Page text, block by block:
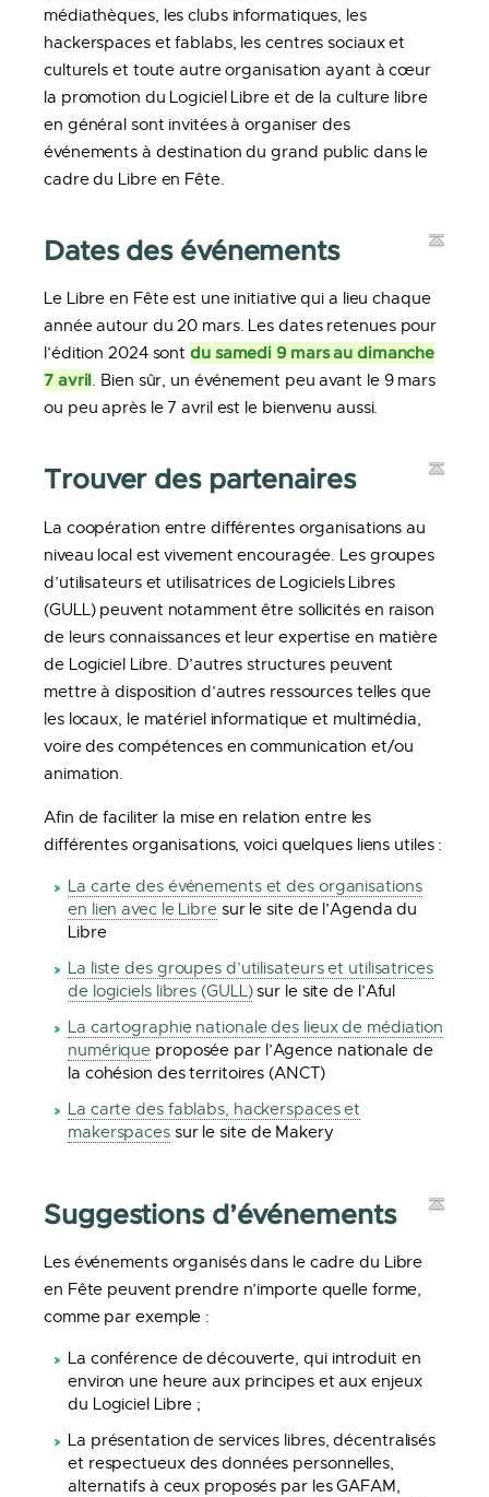
médiathèques, les clubs informatiques, les
hackerspaces et fablabs, les centres sociaux et
culturels et toute autre organisation ayant à cœur
la promotion du Logiciel Libre et de la culture libre
en général sont invitées à organiser des
événements à destination du grand public dans le
cadre du Libre en Fête.
Dates des événements
Le Libre en Fête est une initiative qui a lieu chaque
année autour du 20 mars. Les dates retenues pour
l’édition 2024 sont du samedi 9 mars au dimanche
7 avril. Bien sûr, un événement peu avant le 9 mars
ou peu après le 7 avril est le bienvenu aussi.
Trouver des partenaires
La coopération entre différentes organisations au
niveau local est vivement encouragée. Les groupes
d’utilisateurs et utilisatrices de Logiciels Libres
(GULL) peuvent notamment être sollicités en raison
de leurs connaissances et leur expertise en matière
de Logiciel Libre. D’autres structures peuvent
mettre à disposition d’autres ressources telles que
les locaux, le matériel informatique et multimédia,
voire des compétences en communication et/ou
animation.
Afin de faciliter la mise en relation entre les
différentes organisations, voici quelques liens utiles :
La carte des événements et des organisations
en lien avec le Libresur le site de l’Agenda du
Libre
La liste des groupes d’utilisateurs et utilisatrices
de logiciels libres (GULL)sur le site de l’Aful
La cartographie nationale des lieux de médiation
numérique proposée par l’Agence nationale de
la cohésion des territoires (ANCT)
La carte des fablabs, hackerspaces et
makerspacessur le site de Makery
Suggestions d’événements
Les événements organisés dans le cadre du Libre
en Fête peuvent prendre n’importe quelle forme,
comme par exemple :
La conférence de découverte, qui introduit en
environ une heure aux principes et aux enjeux
du Logiciel Libre ;
La présentation de services libres, décentralisés
et respectueux des données personnelles,
alternatifs à ceux proposés par les GAFAM,